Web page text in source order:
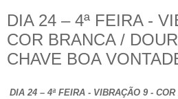
DIA 24 – 4ª FEIRA -
COR BRANCA /
CHAVE BOA
DIA 24 – 4ª FEIRA - VIBRAÇÃO 9 -